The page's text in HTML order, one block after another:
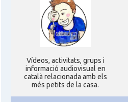
Ví­deos, activitats, grups i
informació audiovisual en
català relacionada amb els
més petits de la casa.